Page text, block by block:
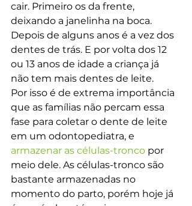
cair. Primeiro os da frente,
deixando a janelinha na boca.
Depois de alguns anos é a vez dos
dentes de trás. E por volta dos 12
ou 13 anos de idade a criança já
não tem mais dentes de leite.
Por isso é de extrema importância
que as famílias não percam essa
fase para coletar o dente de leite
em um odontopediatra, e
armazenar as células-tronco por
meio dele. As células-tronco são
bastante armazenadas no
momento do parto, porém hoje já